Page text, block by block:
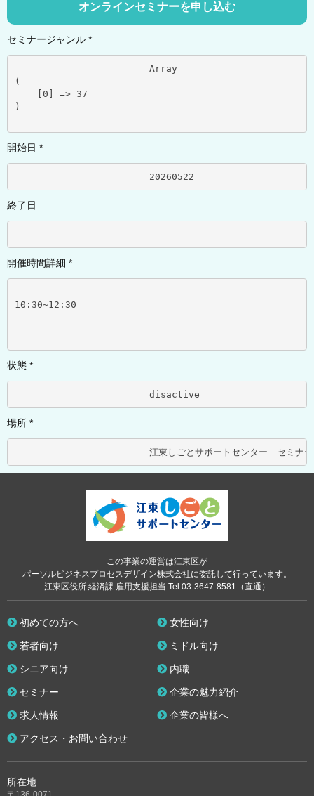
オンラインセミナーを申し込む
セミナージャンル *
(
    [0] => 37
)
開始日 *
終了日
開催時間詳細 *
10:30~12:30
状態 *
場所 *
この事業の運営は江東区が
パーソルビジネスプロセスデザイン株式会社に委託して行っています。
江東区役所 経済課 雇用支援担当 Tel.03-3647-8581（直通）
所在地
初めての方へ 女性向け
若者向け ミドル向け
シニア向け 内職
セミナー 企業の魅力紹介
求人情報 企業の皆様へ
アクセス・お問い合わせ